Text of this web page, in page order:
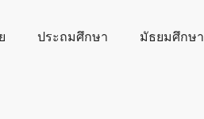
ประถมศึกษา มัธยมศึกษา